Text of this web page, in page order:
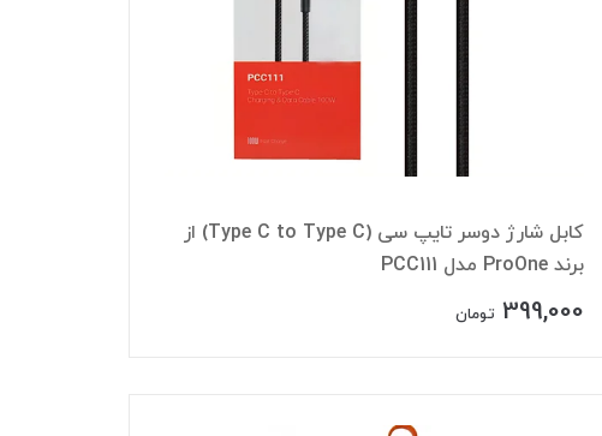
کابل شارژ دوسر تایپ سی (Type C to Type C) از
برند ProOne مدل PCC111
399,000 تومان